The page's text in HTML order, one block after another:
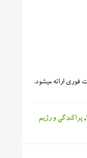
فوری ارائه میشود.
,پراکندگی و رژیم